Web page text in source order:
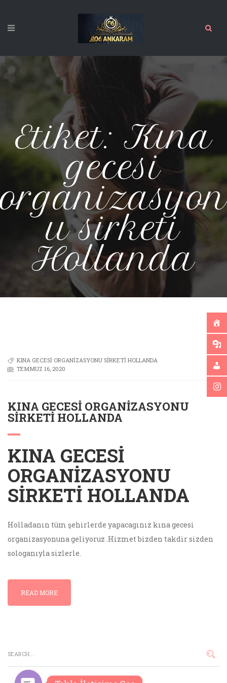
Etiket:Kına
gecesi
organizasyon
u sirketi
Hollanda
KINA GECESI ORGANIZASYONU SIRKETI HOLLANDA
TEMMUZ 16, 2020
KINA GECESI ORGANIZASYONU
SIRKETI HOLLANDA
KINA GECESI
ORGANIZASYONU
SIRKETI HOLLANDA
Holladanın tüm şehirlerde yapacagınız kına gecesi
organizasyonuna geliyoruz .Hizmet bizden takdir sizden
sologanıyla sizlerle.
READ MORE